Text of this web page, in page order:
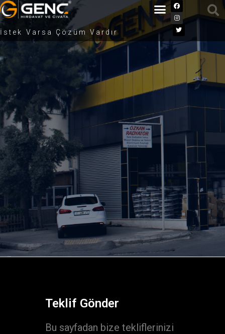
İstek Varsa Çözüm Vardır
Teklif Gönder
Bu sayfadan bize tekliflerinizi